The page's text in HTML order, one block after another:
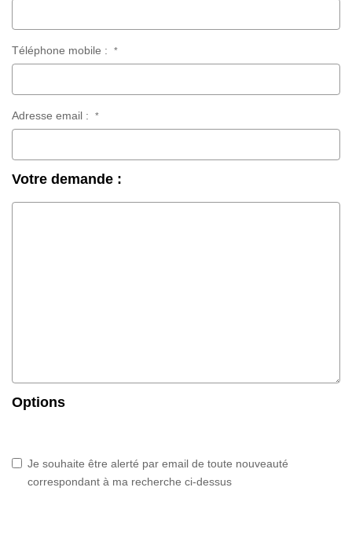
Téléphone mobile : *
Adresse email : *
Votre demande :
Options
Je souhaite être alerté par email de toute nouveauté
correspondant à ma recherche ci-dessus